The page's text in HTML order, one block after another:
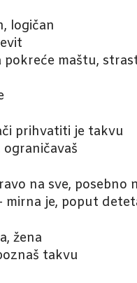
logičan
pokreće maštu,
prihvatiti je takvu
ograničavaš
na sve, posebno
mirna je, poput
žena
takvu